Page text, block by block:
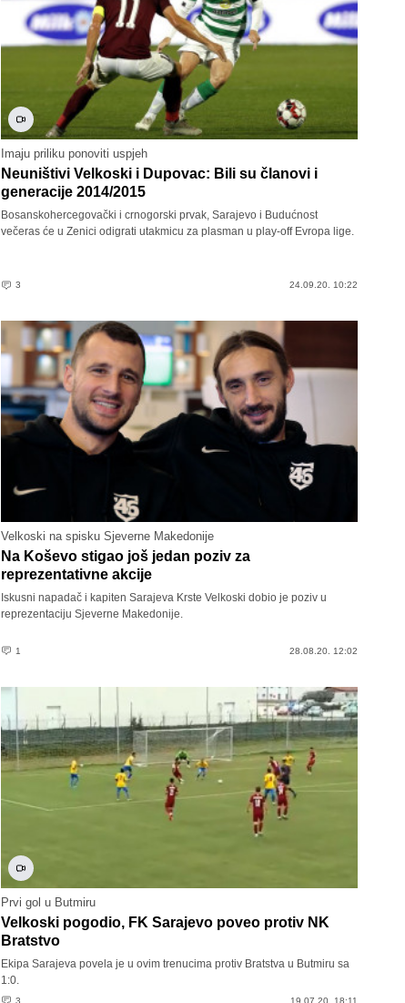
Imaju priliku ponoviti uspjeh
Neuništivi Velkoski i Dupovac: Bili su članovi i
generacije 2014/2015
Bosanskohercegovački i crnogorski prvak, Sarajevo i Budućnost
večeras će u Zenici odigrati utakmicu za plasman u play-off Evropa lige.
3 24.09.20. 10:22
Velkoski na spisku Sjeverne Makedonije
Na Koševo stigao još jedan poziv za
reprezentativne akcije
Iskusni napadač i kapiten Sarajeva Krste Velkoski dobio je poziv u
reprezentaciju Sjeverne Makedonije.
1 28.08.20. 12:02
Prvi gol u Butmiru
Velkoski pogodio, FK Sarajevo poveo protiv NK
Bratstvo
Ekipa Sarajeva povela je u ovim trenucima protiv Bratstva u Butmiru sa
1:0.
3 19.07.20. 18:11